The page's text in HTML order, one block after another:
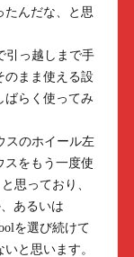
たんだな、と思
引っ越しまで手
のまま使える設
ばらく使ってみ
スのホイール左
スをもう一度使
思っており、
あるいは
を選び続けて
と思います。